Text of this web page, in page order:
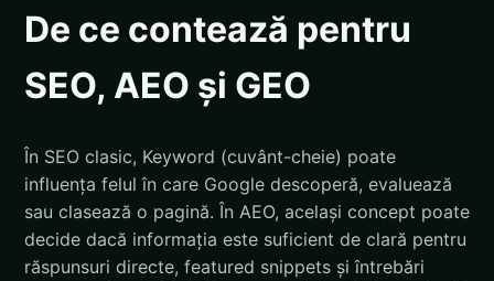
De ce contează pentru
SEO, AEO și GEO
În SEO clasic, Keyword (cuvânt-cheie) poate
influența felul în care Google descoperă, evaluează
sau clasează o pagină. În AEO, același concept poate
decide dacă informația este suficient de clară pentru
răspunsuri directe, featured snippets și întrebări